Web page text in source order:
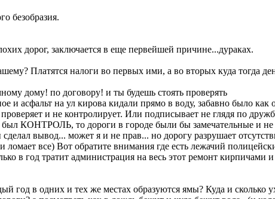
безобразия.
дорог, заключается в еще первейшей причине...дураках.
Платятся налоги во первых ими, а во вторых куда тогда
дому! по договору! и ты будешь стоять проверять
и асфальт на ул кирова кидали прямо в воду, забавно было как
и не контролирует. Или подписывает не глядя по
был КОНТРОЛЬ, то дороги в городе были бы замечательные и
вывод... может я и не прав... но дорогу разрушает
все) Вот обратите внимания где есть лежачий
в год тратит администрация на весь этот ремонт кирпичами
год в одних и тех же местах образуются ямы? Куда и сколько